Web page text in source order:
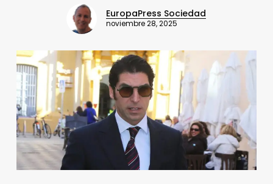
EuropaPress Sociedad
noviembre 28, 2025